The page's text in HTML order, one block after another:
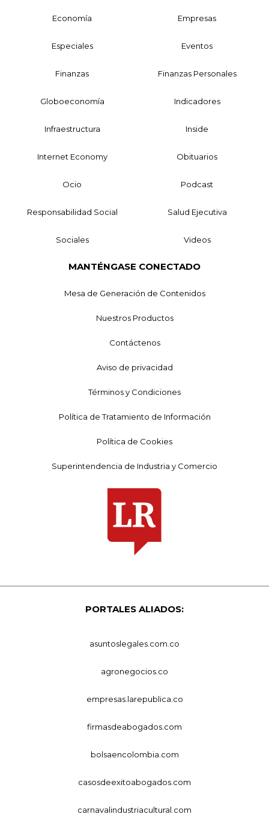
Economía Empresas
Especiales Eventos
Finanzas Finanzas Personales
Globoeconomía Indicadores
Infraestructura Inside
Internet Economy Obituarios
Ocio Podcast
Responsabilidad Social Salud Ejecutiva
Sociales Videos
MANTÉNGASE CONECTADO
Mesa de Generación de Contenidos
Nuestros Productos
Contáctenos
Aviso de privacidad
Términos y Condiciones
Política de Tratamiento de Información
Política de Cookies
Superintendencia de Industria y Comercio
PORTALES ALIADOS:
asuntoslegales.com.co
agronegocios.co
empresas.larepublica.co
firmasdeabogados.com
bolsaencolombia.com
casosdeexitoabogados.com
carnavalindustriacultural.com